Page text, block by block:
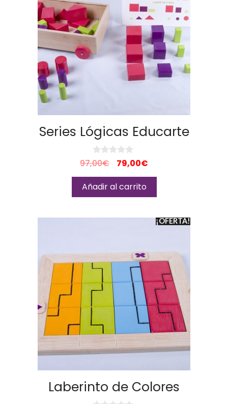
e
5
Series Lógicas Educarte
V
a
l
o
r
a
d
e
5
97,00€ 79,00€
Añadir al carrito
¡OFERTA!
Laberinto de Colores